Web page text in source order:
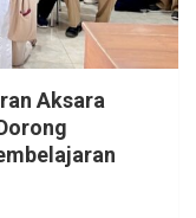
Aksara